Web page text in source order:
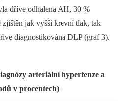
dříve odhalena AH, 30 %
zjištěn jak vyšší krevní tlak, tak
diagnostikována DLP (graf 3).
arteriální hypertenze a
v procentech)